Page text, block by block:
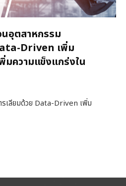
อุตสาหกรรม
Driven เพิ่ม
มความแข็งแกร่งใน
รเลียมด้วย Data-Driven เพิ่ม